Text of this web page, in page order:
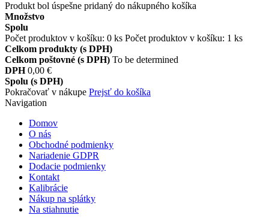
Produkt bol úspešne pridaný do nákupného košíka
Množstvo
Spolu
Počet produktov v košíku: 0 ks Počet produktov v košíku: 1 ks
Celkom produkty (s DPH)
Celkom poštovné (s DPH) To be determined
DPH 0,00 €
Spolu (s DPH)
Pokračovať v nákupe Prejsť do košíka
Navigation
Domov
O nás
Obchodné podmienky
Nariadenie GDPR
Dodacie podmienky
Kontakt
Kalibrácie
Nákup na splátky
Na stiahnutie